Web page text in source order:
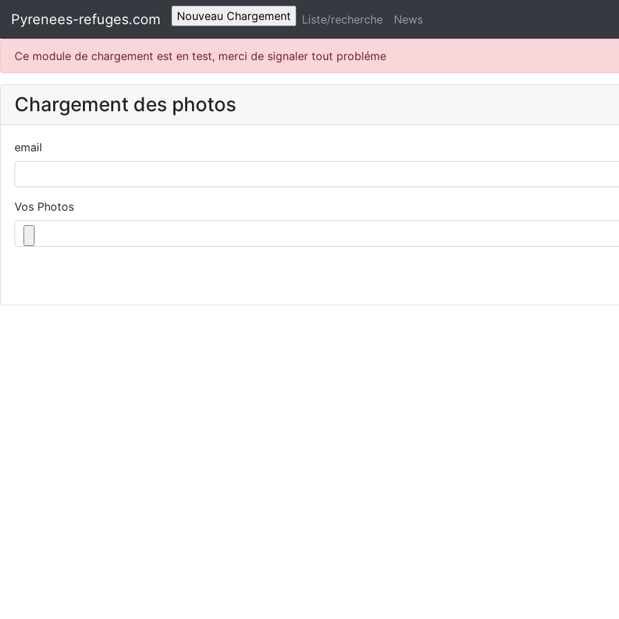
Pyrenees-refuges.com Liste/recherche News
Ce module de chargement est en test, merci de signaler tout probléme
Chargement des photos
email
Vos Photos